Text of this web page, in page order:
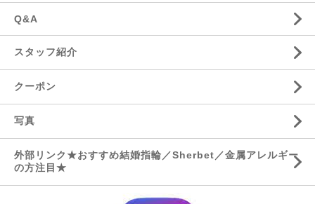
Q&A
スタッフ紹介
クーポン
写真
外部リンク★おすすめ結婚指輪／Sherbet／金属アレルギー
の方注目★